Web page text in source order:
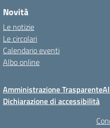
Novità
Le notizie
Le circolari
Calendario eventi
Albo online
Amministrazione Trasparente
Dichiarazione di accessibilità